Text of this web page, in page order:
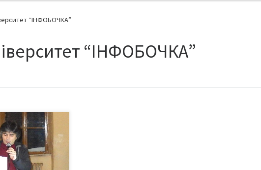
“ІНФОБОЧКА”
“ІНФОБОЧКА”
ОДА відбулася
- відомий
Олександр